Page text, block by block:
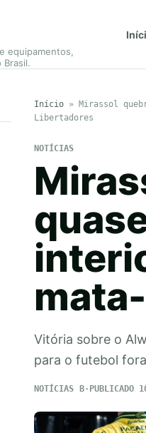
equipamentos,
Início» Mirassol
Libertadores
NOTÍCIAS
Vitória sobre o
para o futebol
NOTÍCIAS PUBLICADO